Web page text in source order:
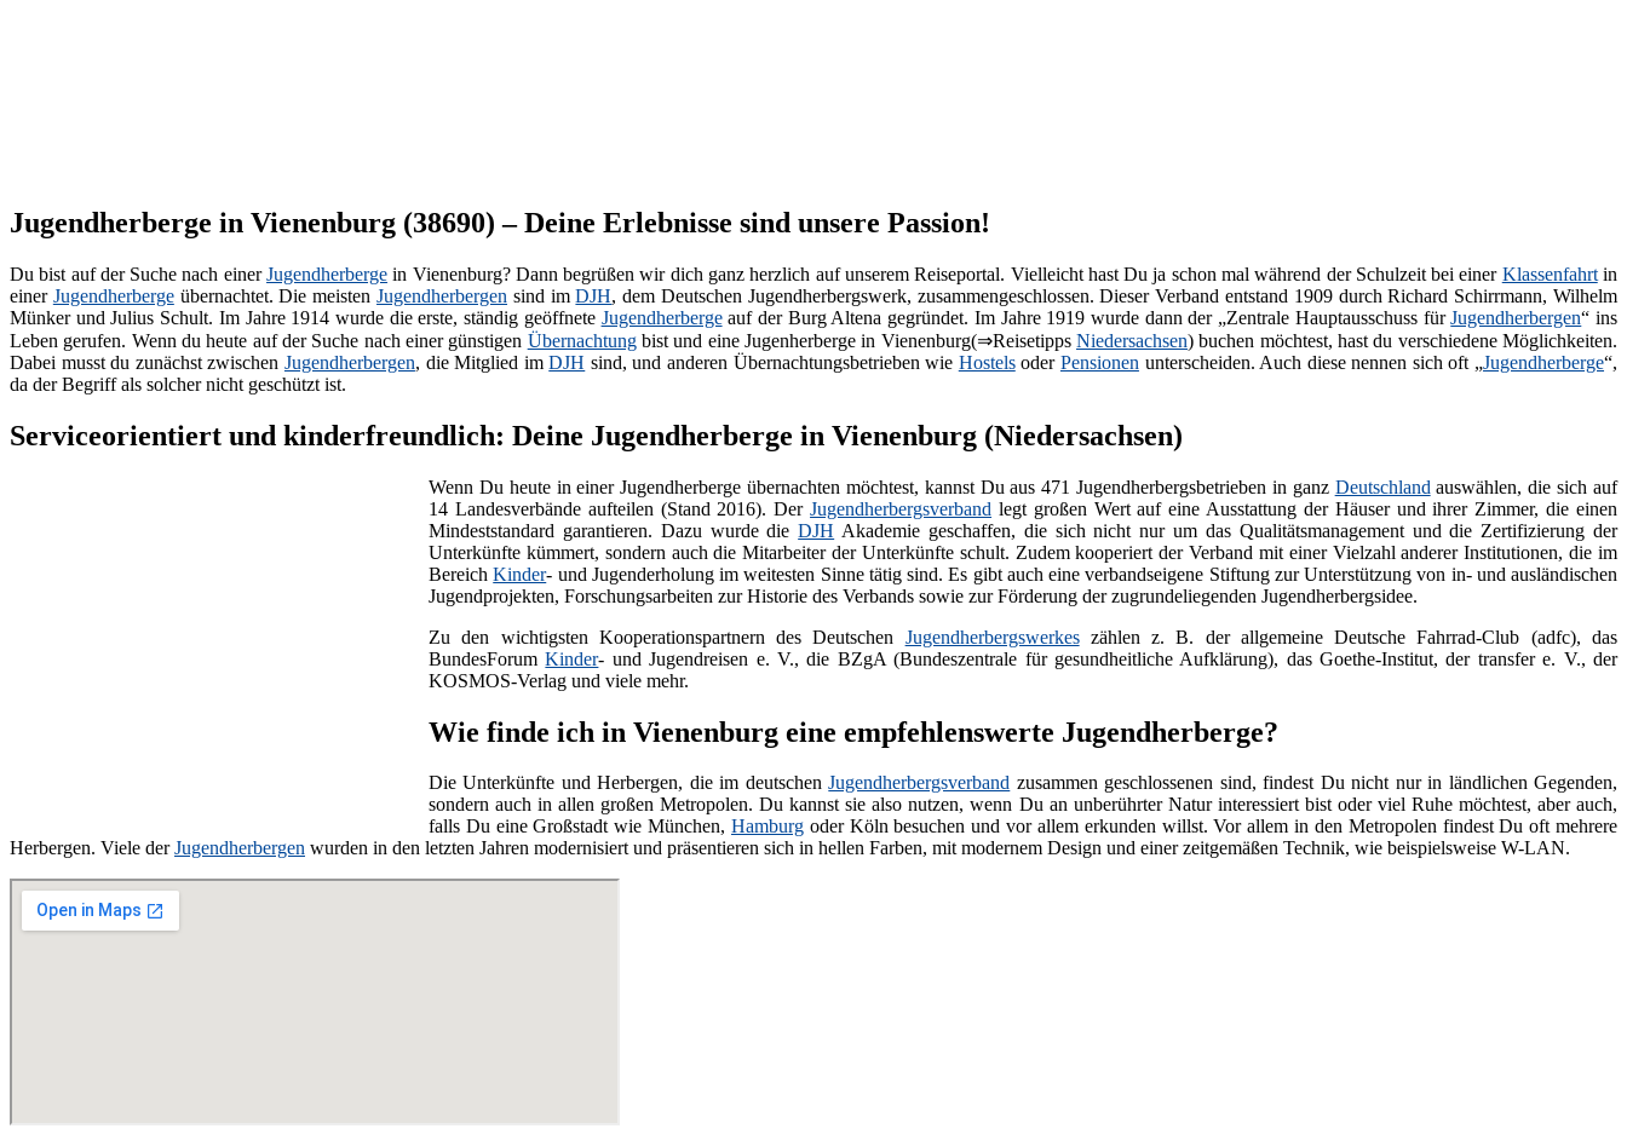
Jugendherberge in Vienenburg (38690) – Deine Erlebnisse sind unsere Passion!
Du bist auf der Suche nach einerJugendherberge in Vienenburg? Dann begrüßen wir dich ganz herzlich auf unserem Reiseportal. Vielleicht hast Du ja schon mal während der Schulzeit bei einer Klassenfahrtin
einer Jugendherbergeübernachtet. Die meistenJugendherbergen sind imDJH, dem Deutschen Jugendherbergswerk, zusammengeschlossen. Dieser Verband entstand 1909 durch Richard Schirrmann, Wilhelm
Münker und Julius Schult. Im Jahre 1914 wurde die erste, ständig geöffnete Jugendherbergeauf der Burg Altena gegründet. Im Jahre 1919 wurde dann der „Zentrale Hauptausschuss fürJugendherbergen“ ins
Leben gerufen. Wenn du heute auf der Suche nach einer günstigen Übernachtungbist und eine Jugenherberge in Vienenburg(⇒ReisetippsNiedersachsen) buchen möchtest, hast du verschiedene Möglichkeiten.
Dabei musst du zunächst zwischen Jugendherbergen, die Mitglied imDJH sind, und anderen Übernachtungsbetrieben wie Hostelsoder Pensionen unterscheiden. Auch diese nennen sich oft „Jugendherberge“,
da der Begriff als solcher nicht geschützt ist.
Serviceorientiert und kinderfreundlich: Deine Jugendherberge in Vienenburg (Niedersachsen)
Wenn Du heute in einer Jugendherberge übernachten möchtest, kannst Du aus 471 Jugendherbergsbetrieben in ganz Deutschland auswählen, die sich auf
14 Landesverbände aufteilen (Stand 2016). DerJugendherbergsverband legt großen Wert auf eine Ausstattung der Häuser und ihrer Zimmer, die einen
Mindeststandard garantieren. Dazu wurde dieDJH Akademie geschaffen, die sich nicht nur um das Qualitätsmanagement und die Zertifizierung der
Unterkünfte kümmert, sondern auch die Mitarbeiter der Unterkünfte schult. Zudem kooperiert der Verband mit einer Vielzahl anderer Institutionen, die im
BereichKinder- und Jugenderholung im weitesten Sinne tätig sind. Es gibt auch eine verbandseigene Stiftung zur Unterstützung von in- und ausländischen
Jugendprojekten, Forschungsarbeiten zur Historie des Verbands sowie zur Förderung der zugrundeliegenden Jugendherbergsidee.
Zu den wichtigsten Kooperationspartnern des Deutschen Jugendherbergswerkeszählen z. B. der allgemeine Deutsche Fahrrad-Club (adfc), das
BundesForumKinder- und Jugendreisen e. V., die BZgA (Bundeszentrale für gesundheitliche Aufklärung), das Goethe-Institut, der transfer e. V., der
KOSMOS-Verlag und viele mehr.
Wie finde ich in Vienenburg eine empfehlenswerte Jugendherberge?
Die Unterkünfte und Herbergen, die im deutschenJugendherbergsverband zusammen geschlossenen sind, findest Du nicht nur in ländlichen Gegenden,
sondern auch in allen großen Metropolen. Du kannst sie also nutzen, wenn Du an unberührter Natur interessiert bist oder viel Ruhe möchtest, aber auch,
falls Du eine Großstadt wie München, Hamburgoder Köln besuchen und vor allem erkunden willst. Vor allem in den Metropolen findest Du oft mehrere
Herbergen. Viele derJugendherbergen wurden in den letzten Jahren modernisiert und präsentieren sich in hellen Farben, mit modernem Design und einer zeitgemäßen Technik, wie beispielsweise W-LAN.